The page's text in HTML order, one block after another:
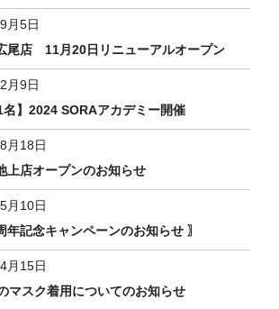
月5日
尾店 11月20日リニューアルオープン
月9日
1名】2024 SORAアカデミー開催
月18日
上店オープンのお知らせ
月10日
年記念キャンペーンのお知らせ 〗
月15日
マスク着用についてのお知らせ